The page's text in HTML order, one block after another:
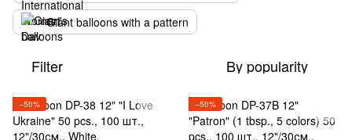
Giant balloons with a pattern
Filter By popularity
−50% −50%